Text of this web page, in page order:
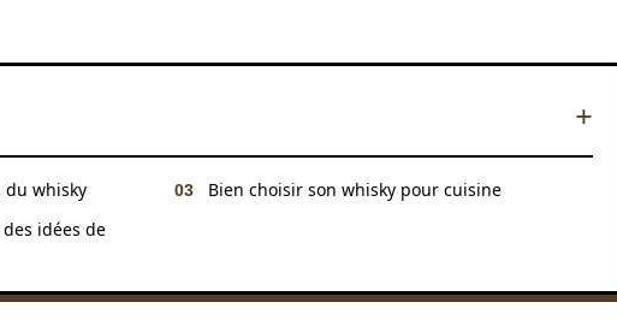
du whisky
idées de
Bien choisir son whisky pour cuisine